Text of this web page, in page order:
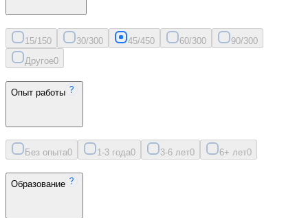
15/150 30/300 45/450 60/300 90/300
Другое0
Опыт работы
Без опыта0 1-3 года0 3-6 лет0 6+ лет0
Образование